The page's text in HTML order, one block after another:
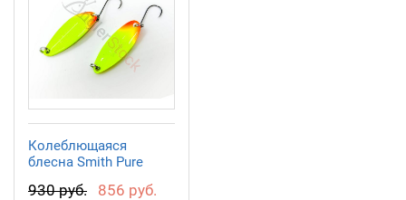
Колеблющаяся
блесна Smith Pure
930 руб. 856 руб.